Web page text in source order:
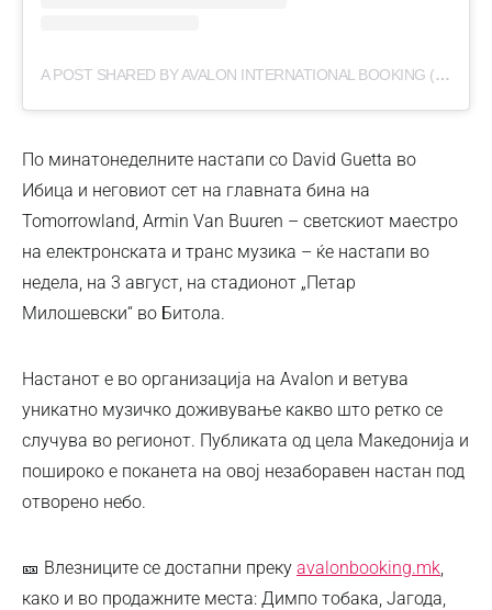
A POST SHARED BY AVALON INTERNATIONAL BOOKING (@AVALONBOOKING)
По минатонеделните настапи со David Guetta во
Ибица и неговиот сет на главната бина на
Tomorrowland, Armin Van Buuren – светскиот маестро
на електронската и транс музика – ќе настапи во
недела, на 3 август, на стадионот „Петар
Милошевски“ во Битола.
Настанот е во организација на Avalon и ветува
уникатно музичко доживување какво што ретко се
случува во регионот. Публиката од цела Македонија и
пошироко е поканета на овој незаборавен настан под
отворено небо.
🎫 Влезниците се достапни преку avalonbooking.mk,
како и во продажните места: Димпо тобака, Јагода,